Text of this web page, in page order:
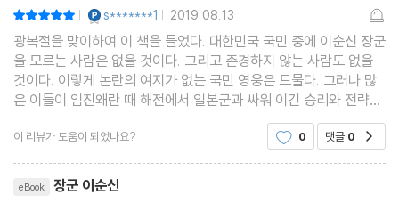
| s*******1 | 2019.08.13
광복절을 맞이하여 이 책을 들었다. 대한민국 국민 중에 이순신 장군
을 모르는 사람은 없을 것이다. 그리고 존경하지 않는 사람도 없을
것이다. 이렇게 논란의 여지가 없는 국민 영웅은 드물다. 그러나 많
은 이들이 임진왜란 때 해전에서 일본군과 싸워 이긴 승리와 전략에
만 주목한다. 그 점도 물론 이순신 장군의 위대함을 보여주는 분명한
일면이지만, 그것이 전부는 아니다. 저자는
이 리뷰가 도움이 되었나요? 0 댓글 0
eBook 장군 이순신